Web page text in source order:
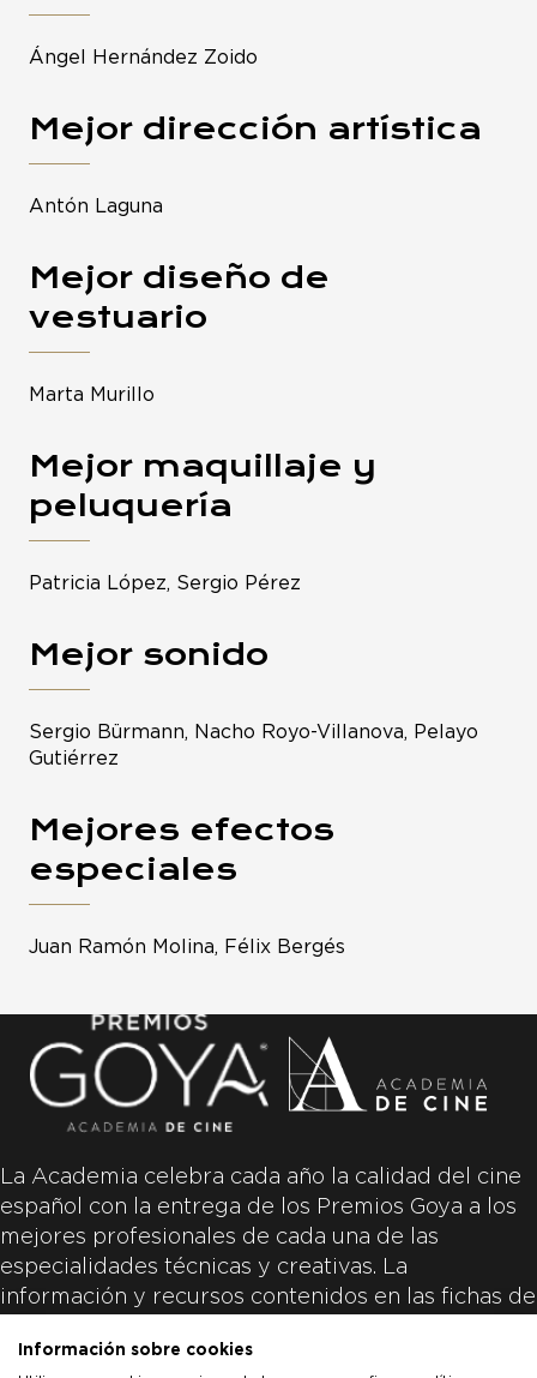
Ángel Hernández Zoido
Mejor dirección artística
Antón Laguna
Mejor diseño de
vestuario
Marta Murillo
Mejor maquillaje y
peluquería
Patricia López, Sergio Pérez
Mejor sonido
Sergio Bürmann, Nacho Royo-Villanova, Pelayo
Gutiérrez
Mejores efectos
especiales
Juan Ramón Molina, Félix Bergés
La Academia celebra cada año la calidad del cine
español con la entrega de los Premios Goya a los
mejores profesionales de cada una de las
especialidades técnicas y creativas. La
información y recursos contenidos en las fichas de
productoras de las películas y responsabilidad
Información sobre cookies